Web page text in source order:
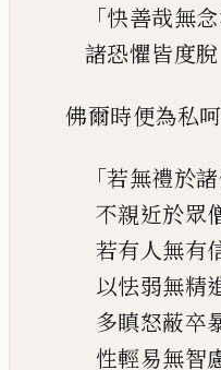
「快善哉無
諸恐懼皆度脫
佛爾時便為私
「若無禮於
不親近於眾
若有人無有
以怯弱無精
多瞋怒蔽卒
性輕易無智